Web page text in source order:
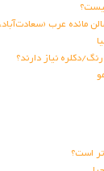
مائده عرب
دکلره نیاز دارند؟
است؟